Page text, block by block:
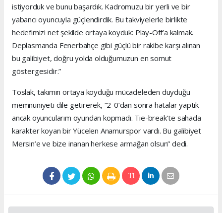
istiyorduk ve bunu başardık. Kadromuzu bir yerli ve bir
yabancı oyuncuyla güçlendirdik. Bu takviyelerle birlikte
hedefimizi net şekilde ortaya koyduk: Play-Off’a kalmak.
Deplasmanda Fenerbahçe gibi güçlü bir rakibe karşı alınan
bu galibiyet, doğru yolda olduğumuzun en somut
göstergesidir.”
Toslak, takımın ortaya koyduğu mücadeleden duyduğu
memnuniyeti dile getirerek, “2-0’dan sonra hatalar yaptık
ancak oyuncularım oyundan kopmadı. Tie-break’te sahada
karakter koyan bir Yücelen Anamurspor vardı. Bu galibiyet
Mersin’e ve bize inanan herkese armağan olsun” dedi.